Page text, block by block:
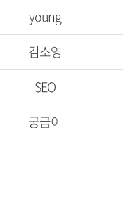
young
김소영
SEO
궁금이